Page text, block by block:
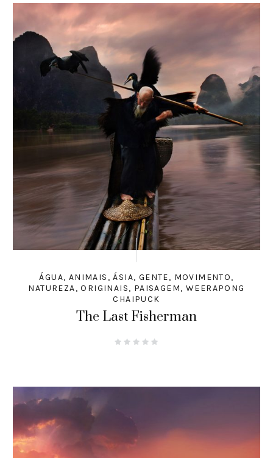
ÁGUA, ANIMAIS ,ÁSIA, GENTE, MOVIMENTO,
NATUREZA,ORIGINAIS, PAISAGEM, WEERAPONG
CHAIPUCK
The Last Fisherman